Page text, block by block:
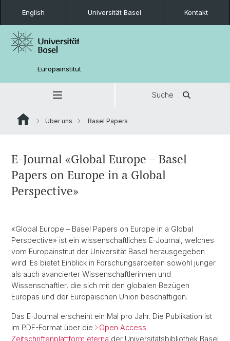
English Universität Basel Kontakt
Europainstitut
Suche
Über uns Basel Papers
E-Journal «Global Europe – Basel
Papers on Europe in a Global
Perspective»
«Global Europe – Basel Papers on Europe in a Global
Perspective» ist ein wissenschaftliches E-Journal, welches
vom Europainstitut der Universität Basel herausgegeben
wird. Es bietet Einblick in Forschungsarbeiten sowohl junger
als auch avancierter Wissenschaftlerinnen und
Wissenschaftler, die sich mit den globalen Bezügen
Europas und der Europäischen Union beschäftigen.
Das E-Journal erscheint ein Mal pro Jahr. Die Publikation ist
im PDF-Format über die
Open Access
Zeitschriftenplattform eterna der Universitätsbibliothek Basel